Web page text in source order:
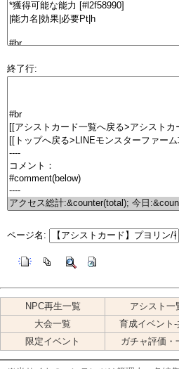
終了行:
ページ名:
NPC再生一覧 アシスト一
大会一覧
育成イベント-
限定イベント
ガチャ評価・